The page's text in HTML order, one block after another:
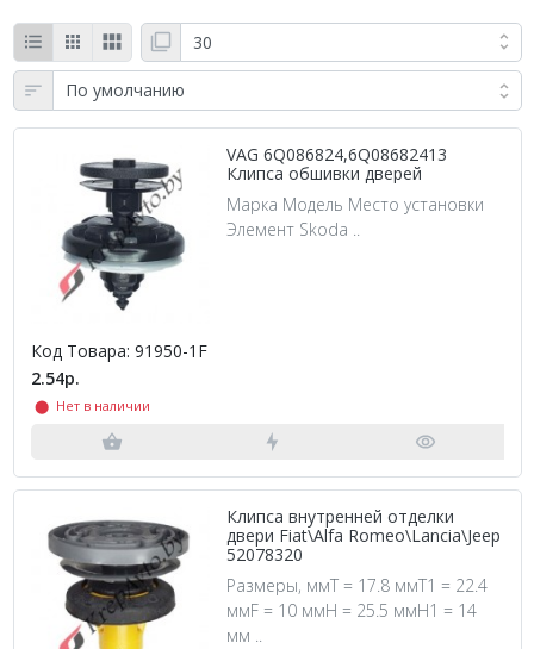
VAG 6Q086824,6Q08682413
Клипса обшивки дверей
Марка Модель Место установки
Элемент Skoda ..
Код Товара: 91950-1F
2.54р.
⬤ Нет в наличии
Клипса внутренней отделки
двери Fiat\Alfa Romeo\Lancia\Jeep
52078320
Размеры, ммT = 17.8 ммT1 = 22.4
ммF = 10 ммH = 25.5 ммH1 = 14
мм ..